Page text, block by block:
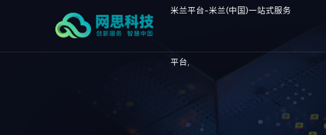
米兰平台-米兰(中国)一站式服务
平台,